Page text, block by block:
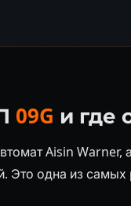
09G и где
Aisin
Это одна из